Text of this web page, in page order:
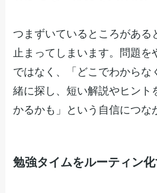
つまずいているところがある
止まってしまいます。問題を
ではなく、「どこでわからな
緒に探し、短い解説やヒント
かるかも」という自信につな
勉強タイムをルーティン化